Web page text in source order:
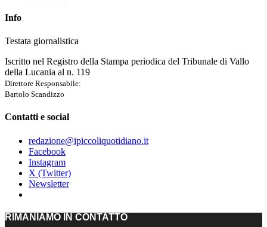
Info
Testata giornalistica
Iscritto nel Registro della Stampa periodica del Tribunale di Vallo
della Lucania al n. 119
Direttore Responsabile:
Bartolo Scandizzo
Contatti e social
redazione@ipiccoliquotidiano.it
Facebook
Instagram
X (Twitter)
Newsletter
RIMANIAMO IN CONTATTO